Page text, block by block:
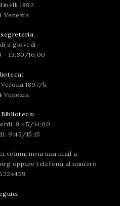
1892
Venezia
a giovedì
- 13:30/16:00
1897/b
Venezia
9:45/14:00
9:45/15:15
volumi invia una mail a
oppure telefona al numero